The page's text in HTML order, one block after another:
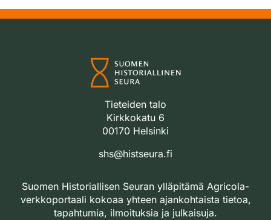
Tieteiden talo
Kirkkokatu 6
00170 Helsinki
shs@histseura.fi
Suomen Historiallisen Seuran ylläpitämä Agricola-
verkkoportaali kokoaa yhteen ajankohtaista tietoa,
tapahtumia, ilmoituksia ja julkaisuja.